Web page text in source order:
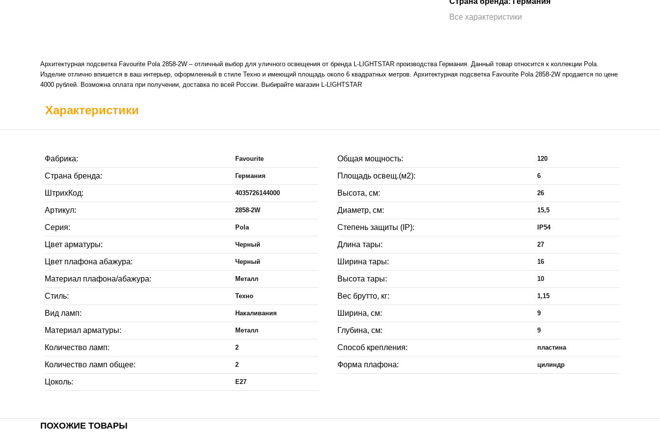
Все характеристики
Архитектурная подсветка Favourite Pola 2858-2W – отличный выбор для уличного освещения от бренда L-LIGHTSTAR производства Германия. Данный товар относится к коллекции Pola.
Изделие отлично впишется в ваш интерьер, оформленный в стиле Техно и имеющий площадь около 6 квадратных метров. Архитектурная подсветка Favourite Pola 2858-2W продается по цене
4000 рублей. Возможна оплата при получении, доставка по всей России. Выбирайте магазин L-LIGHTSTAR
Характеристики
Фабрика: Favourite
Страна бренда: Германия
ШтрихКод: 4035726144000
Артикул: 2858-2W
Серия: Pola
Цвет арматуры: Черный
Цвет плафона абажура: Черный
Материал плафона/абажура: Металл
Стиль: Техно
Вид ламп: Накаливания
Материал арматуры: Металл
Количество ламп: 2
Количество ламп общее: 2
Цоколь: E27
Общая мощность: 120
Площадь освещ.(м2): 6
Высота, см: 26
Диаметр, см: 15,5
Степень защиты (IP): IP54
Длина тары: 27
Ширина тары: 16
Высота тары: 10
Вес брутто, кг: 1,15
Ширина, см: 9
Глубина, см: 9
Способ крепления: пластина
Форма плафона: цилиндр
ПОХОЖИЕ ТОВАРЫ